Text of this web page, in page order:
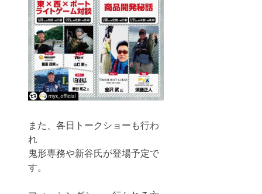
また、各日トークショーも行わ
れ
鬼形専務や新谷氏が登場予定で
す。